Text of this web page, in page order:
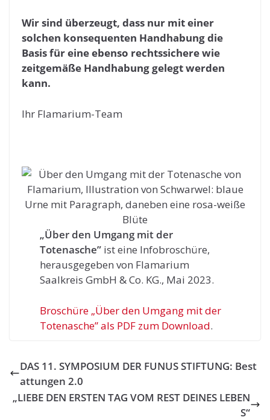
Wir sind überzeugt, dass nur mit einer
solchen konsequenten Handhabung die
Basis für eine ebenso rechtssichere wie
zeitgemäße Handhabung gelegt werden
kann.
Ihr Flamarium-Team
„Über den Umgang mit der
Totenasche” ist eine Infobroschüre,
herausgegeben von Flamarium
Saalkreis GmbH & Co. KG., Mai 2023.
Broschüre „Über den Umgang mit der
Totenasche” als PDF zum Download.
DAS 11. SYMPOSIUM DER FUNUS STIFTUNG: Best
attungen 2.0
„LIEBE DEN ERSTEN TAG VOM REST DEINES LEBEN
S“